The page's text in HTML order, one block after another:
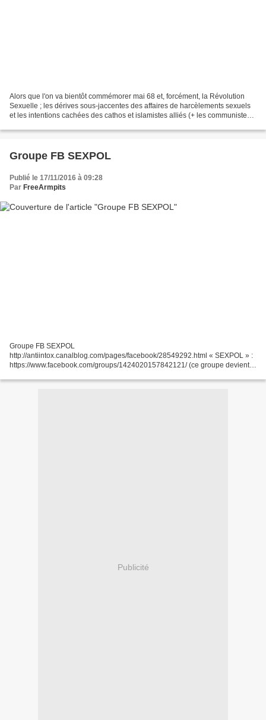
Alors que l'on va bientôt commémorer mai 68 et, forcément, la Révolution
Sexuelle ; les dérives sous-jaccentes des affaires de harcèlements sexuels
et les intentions cachées des cathos et islamistes alliés (+ les communistes
Groupe FB SEXPOL
Publié le 17/11/2016 à 09:28
Par FreeArmpits
Groupe FB SEXPOL
http://antiintox.canalblog.com/pages/facebook/28549292.html « SEXPOL » :
https://www.facebook.com/groups/1424020157842121/ (ce groupe devient
qu’il n’y a pas...
Publicité